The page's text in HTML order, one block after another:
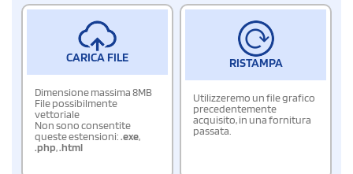
CARICA FILE
Dimensione massima 8MB
File possibilmente
vettoriale
Non sono consentite
queste estensioni:.exe,
.php,.html
RISTAMPA
Utilizzeremo un file grafico
precedentemente
acquisito, in una fornitura
passata.